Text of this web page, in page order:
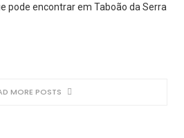
pode encontrar em Taboão da Serra
MORE POSTS